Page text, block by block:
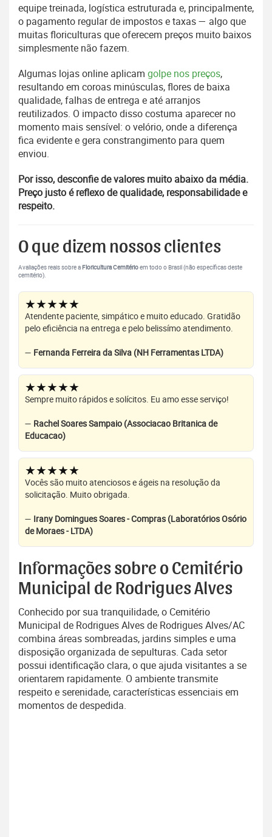
equipe treinada, logística estruturada e, principalmente,
o pagamento regular de impostos e taxas — algo que
muitas floriculturas que oferecem preços muito baixos
simplesmente não fazem.
Algumas lojas online aplicam golpe nos preços,
resultando em coroas minúsculas, flores de baixa
qualidade, falhas de entrega e até arranjos
reutilizados. O impacto disso costuma aparecer no
momento mais sensível: o velório, onde a diferença
fica evidente e gera constrangimento para quem
enviou.
Por isso, desconfie de valores muito abaixo da média.
Preço justo é reflexo de qualidade, responsabilidade e
respeito.
O que dizem nossos clientes
Avaliações reais sobre a Floricultura Cemitérioem todo o Brasil (não específicas deste
cemitério).
★★★★★
Atendente paciente, simpático e muito educado. Gratidão
pelo eficiência na entrega e pelo belissímo atendimento.
— Fernanda Ferreira da Silva (NH Ferramentas LTDA)
★★★★★
Sempre muito rápidos e solícitos. Eu amo esse serviço!
— Rachel Soares Sampaio (Associacao Britanica de
Educacao)
★★★★★
Vocês são muito atenciosos e ágeis na resolução da
solicitação. Muito obrigada.
— Irany Domingues Soares - Compras (Laboratórios Osório
de Moraes - LTDA)
Informações sobre o Cemitério
Municipal de Rodrigues Alves
Conhecido por sua tranquilidade, o Cemitério
Municipal de Rodrigues Alves de Rodrigues Alves/AC
combina áreas sombreadas, jardins simples e uma
disposição organizada de sepulturas. Cada setor
possui identificação clara, o que ajuda visitantes a se
orientarem rapidamente. O ambiente transmite
respeito e serenidade, características essenciais em
momentos de despedida.